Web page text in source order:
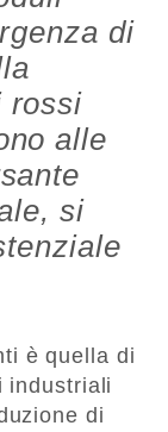
di
rossi
alle
si
è quella di
industriali
di